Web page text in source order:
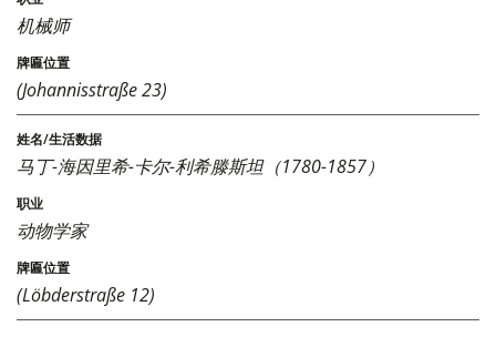
机械师
(Johannisstraße 23)
马丁-海因里希-卡尔-利希滕斯坦（1780-1857）
动物学家
(Löbderstraße 12)